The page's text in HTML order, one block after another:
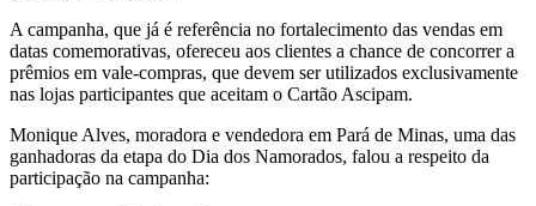
A campanha, que já é referência no fortalecimento das vendas em
datas comemorativas, ofereceu aos clientes a chance de concorrer a
prêmios em vale-compras, que devem ser utilizados exclusivamente
nas lojas participantes que aceitam o Cartão Ascipam.
Monique Alves, moradora e vendedora em Pará de Minas, uma das
ganhadoras da etapa do Dia dos Namorados, falou a respeito da
participação na campanha: